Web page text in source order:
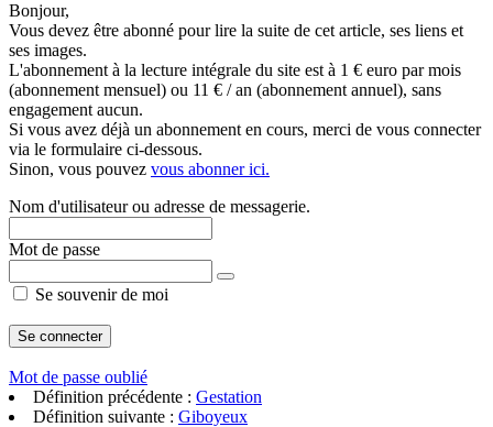
Bonjour,
Vous devez être abonné pour lire la suite de cet article, ses liens et
ses images.
L'abonnement à la lecture intégrale du site est à 1 € euro par mois
(abonnement mensuel) ou 11 € / an (abonnement annuel), sans
engagement aucun.
Si vous avez déjà un abonnement en cours, merci de vous connecter
via le formulaire ci-dessous.
Sinon, vous pouvez vous abonner ici.
Nom d'utilisateur ou adresse de messagerie.
Mot de passe
Se souvenir de moi
Mot de passe oublié
Définition précédente : Gestation
Définition suivante : Giboyeux